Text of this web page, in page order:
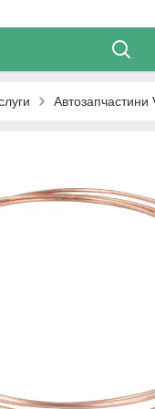
Автозапчастини